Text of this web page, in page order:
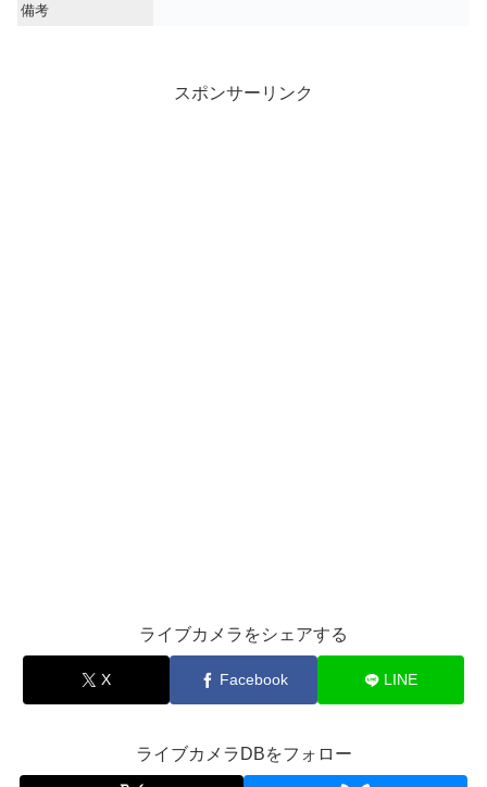
備考
スポンサーリンク
ライブカメラをシェアする
X Facebook LINE
ライブカメラDBをフォロー